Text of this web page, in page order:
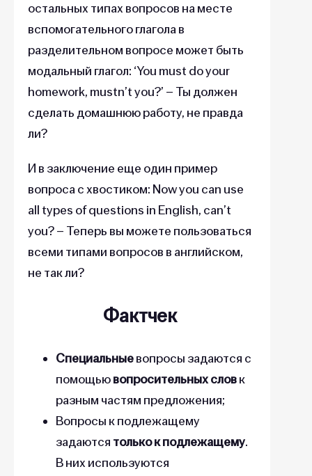
остальных типах вопросов на месте
вспомогательного глагола в
разделительном вопросе может быть
модальный глагол: ‘You must do your
homework, mustn’t you?’ – Ты должен
сделать домашнюю работу, не правда
ли?
И в заключение еще один пример
вопроса с хвостиком: Now you can use
all types of questions in English, can’t
you? – Теперь вы можете пользоваться
всеми типами вопросов в английском,
не так ли?
Фактчек
Специальныевопросы задаются с
помощьювопросительных словк
разным частям предложения;
Вопросы к подлежащему
задаются только к подлежащему.
В них используются